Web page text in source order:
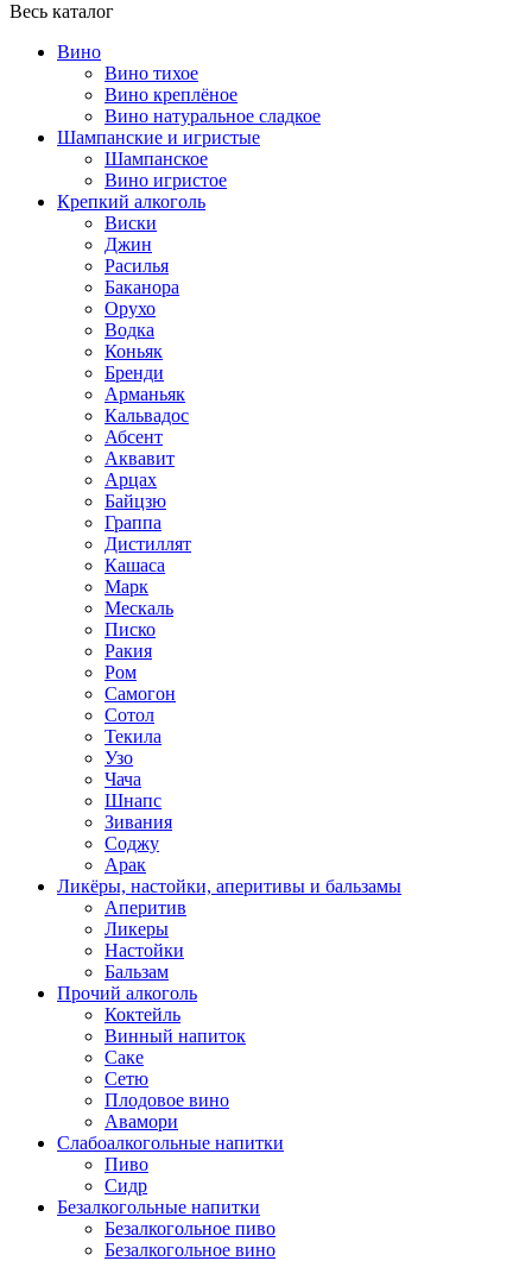
Весь каталог
Вино
Вино тихое
Вино креплёное
Вино натуральное сладкое
Шампанские и игристые
Шампанское
Вино игристое
Крепкий алкоголь
Виски
Джин
Расилья
Баканора
Орухо
Водка
Коньяк
Бренди
Арманьяк
Кальвадос
Абсент
Аквавит
Арцах
Байцзю
Граппа
Дистиллят
Кашаса
Марк
Мескаль
Писко
Ракия
Ром
Самогон
Сотол
Текила
Узо
Чача
Шнапс
Зивания
Соджу
Арак
Ликёры, настойки, аперитивы и бальзамы
Аперитив
Ликеры
Настойки
Бальзам
Прочий алкоголь
Коктейль
Винный напиток
Саке
Сетю
Плодовое вино
Авамори
Слабоалкогольные напитки
Пиво
Сидр
Безалкогольные напитки
Безалкогольное пиво
Безалкогольное вино